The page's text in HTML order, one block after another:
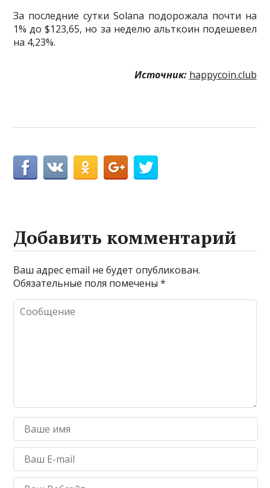
За последние сутки Solana подорожала почти на
1% до $123,65, но за неделю альткоин подешевел
на 4,23%.
Источник: happycoin.club
Добавить комментарий
Ваш адрес email не будет опубликован.
Обязательные поля помечены*